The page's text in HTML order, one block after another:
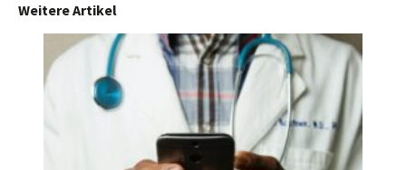
Weitere Artikel